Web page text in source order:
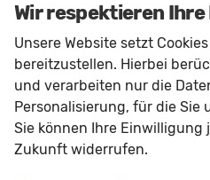
Audi pre sense front
Notbremsfunktion,
Radfahrererkennung),
inkl. Bordcomputer,
Bremsleuchte,
Wir respektieren
Unsere Website setzt
bereitzustellen. Hierbei
und verarbeiten nur die
Personalisierung, für die Sie
Sie können Ihre
Zukunft widerrufen.